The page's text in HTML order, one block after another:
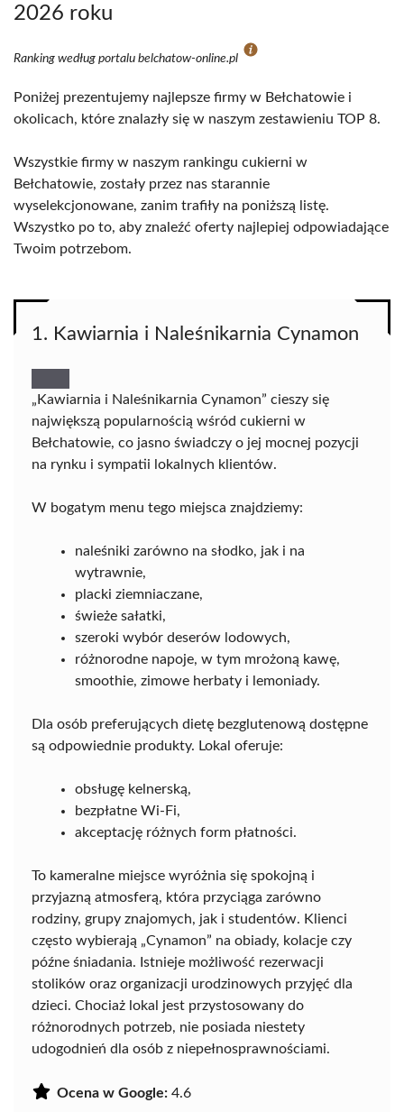
2026 roku
Ranking według portalu belchatow-online.pl
Poniżej prezentujemy najlepsze firmy w Bełchatowie i
okolicach, które znalazły się w naszym zestawieniu TOP 8.
Wszystkie firmy w naszym rankingu cukierni w
Bełchatowie, zostały przez nas starannie
wyselekcjonowane, zanim trafiły na poniższą listę.
Wszystko po to, aby znaleźć oferty najlepiej odpowiadające
Twoim potrzebom.
1. Kawiarnia i Naleśnikarnia Cynamon
„Kawiarnia i Naleśnikarnia Cynamon” cieszy się
największą popularnością wśród cukierni w
Bełchatowie, co jasno świadczy o jej mocnej pozycji
na rynku i sympatii lokalnych klientów.
W bogatym menu tego miejsca znajdziemy:
naleśniki zarówno na słodko, jak i na
wytrawnie,
placki ziemniaczane,
świeże sałatki,
szeroki wybór deserów lodowych,
różnorodne napoje, w tym mrożoną kawę,
smoothie, zimowe herbaty i lemoniady.
Dla osób preferujących dietę bezglutenową dostępne
są odpowiednie produkty. Lokal oferuje:
obsługę kelnerską,
bezpłatne Wi-Fi,
akceptację różnych form płatności.
To kameralne miejsce wyróżnia się spokojną i
przyjazną atmosferą, która przyciąga zarówno
rodziny, grupy znajomych, jak i studentów. Klienci
często wybierają „Cynamon” na obiady, kolacje czy
późne śniadania. Istnieje możliwość rezerwacji
stolików oraz organizacji urodzinowych przyjęć dla
dzieci. Chociaż lokal jest przystosowany do
różnorodnych potrzeb, nie posiada niestety
udogodnień dla osób z niepełnosprawnościami.
Ocena w Google: 4.6